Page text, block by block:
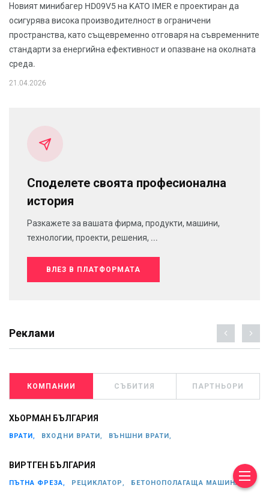
Новият минибагер HD09V5 на KATO IMER е проектиран да
осигурява висока производителност в ограничени
пространства, като същевременно отговаря на съвременните
стандарти за енергийна ефективност и опазване на околната
среда.
21.04.2026
Споделете своята професионална
история
Разкажете за вашата фирма, продукти, машини,
технологии, проекти, решения, ...
ВЛЕЗ В ПЛАТФОРМАТА
Реклами
КОМПАНИИ СЪБИТИЯ ПАРТНЬОРИ
ХЬОРМАН БЪЛГАРИЯ
ВРАТИ, ВХОДНИ ВРАТИ, ВЪНШНИ ВРАТИ,
ВИРТГЕН БЪЛГАРИЯ
ПЪТНА ФРЕЗА, РЕЦИКЛАТОР, БЕТОНОПОЛАГАЩА МАШИНА,